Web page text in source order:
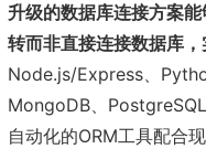
升级的数据库连接方案
转而非直接连接数据库，
Node.js/Express、
MongoDB、
自动化的ORM工具配合